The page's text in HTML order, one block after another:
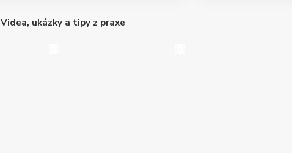
Videa, ukázky a tipy z praxe